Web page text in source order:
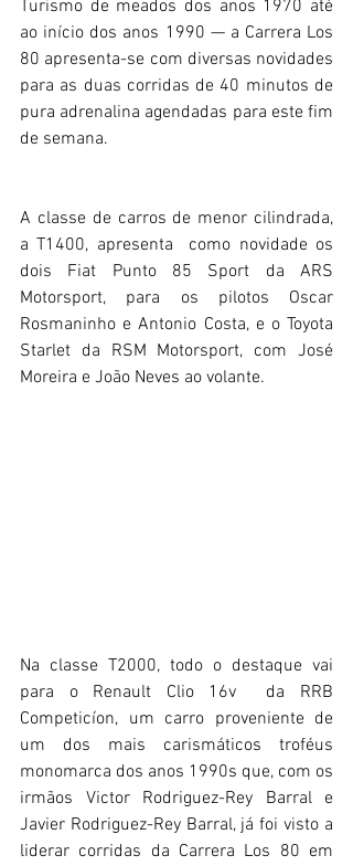
Turismo de meados dos anos 1970 até
ao início dos anos 1990 — a Carrera Los
80 apresenta-se com diversas novidades
para as duas corridas de 40 minutos de
pura adrenalina agendadas para este fim
de semana.
A classe de carros de menor cilindrada,
a T1400, apresenta  como novidade os
dois Fiat Punto 85 Sport da ARS
Motorsport, para os pilotos Oscar
Rosmaninho e Antonio Costa, e o Toyota
Starlet da RSM Motorsport, com José
Moreira e João Neves ao volante.
Na classe T2000, todo o destaque vai
para o Renault Clio 16v  da RRB
Competicíon, um carro proveniente de
um dos mais carismáticos troféus
monomarca dos anos 1990s que, com os
irmãos Victor Rodriguez-Rey Barral e
Javier Rodriguez-Rey Barral, já foi visto a
liderar corridas da Carrera Los 80 em